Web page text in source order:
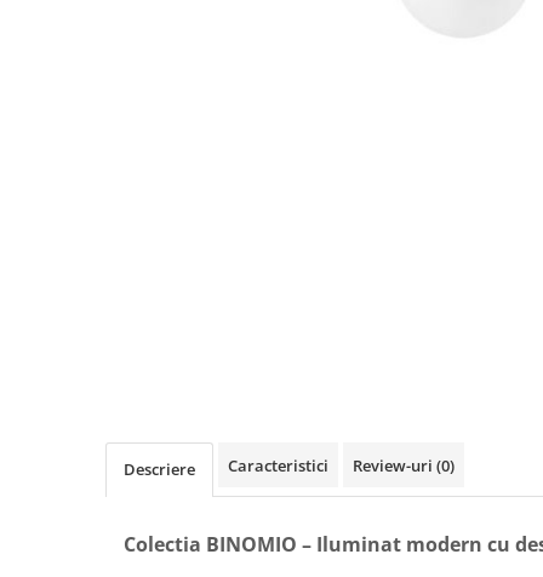
Descriere Caracteristici Review-uri (0)
Colectia BINOMIO – Iluminat modern cu